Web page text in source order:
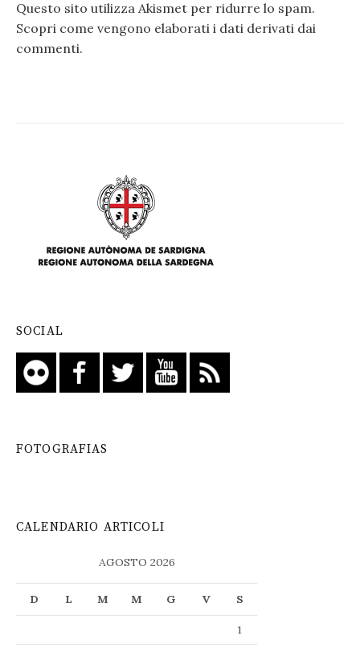
Questo sito utilizza Akismet per ridurre lo spam.
Scopri come vengono elaborati i dati derivati dai
commenti.
SOCIAL
FOTOGRAFIAS
CALENDARIO ARTICOLI
AGOSTO 2026
D L M M G V S
1